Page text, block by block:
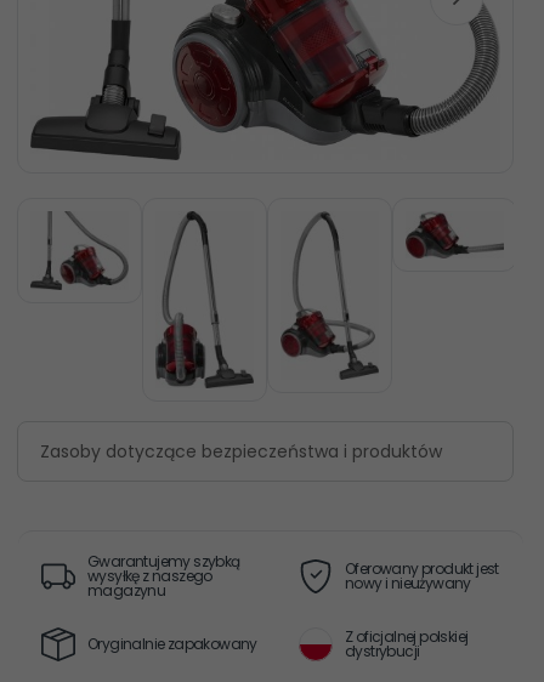
Zasoby dotyczące bezpieczeństwa i produktów
Gwarantujemy szybką
wysyłkę z naszego
magazynu
Oferowany produkt jest
nowy i nieużywany
Oryginalnie zapakowany Z oficjalnej polskiej
dystrybucji